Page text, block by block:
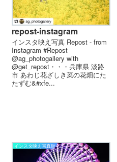
repost-instagram
インスタ映え写真 Repost - from
Instagram #Repost
@ag_photogallery with
@get_repost・・・兵庫県 淡路
市 あわじ花ざしき︎️菜の花畑にた
たずむ&#xfe...
インスタ映え写真館